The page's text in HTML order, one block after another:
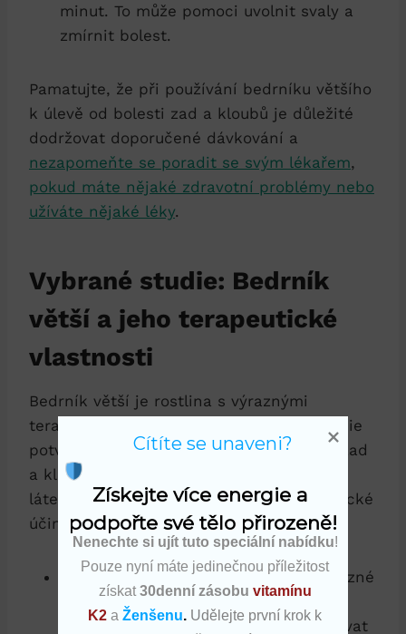
minut. To může pomoci uvolnit svaly a
zmírnit bolest.
Pamatujte, že při používání bedrníku většího
k úlevě od bolesti zad a kloubů je důležité
dodržovat doporučené dávkování a
nezapomeňte se poradit se svým lékařem,
pokud máte nějaké zdravotní problémy nebo
užíváte nějaké léky.
Vybrané studie: Bedrník
větší a jeho terapeutické
vlastnosti
Bedrník větší je rostlina s výraznými
terapeutickými vlastnostmi. Vybrané studie
potvrzují jeho účinnost při léčbě bolestí zad
a kloubů. Tato rostlina je plná přírodních
látek, které mají protizánětlivé a analgetické
účinky.
Flavonoidy: Bedrník větší obsahuje různé
flavonoidy, které mají silné
protizánětlivé účinky. Pomáhají snižovat
Získejte více energie a
podpořte své tělo přirozeně!
Nenechte si ujít tuto speciální nabídku!
Pouze nyní máte jedinečnou příležitost
získat 30denní zásobu vitamínu
K2 aŽenšenu. Udělejte první krok k
Cítíte se unaveni?